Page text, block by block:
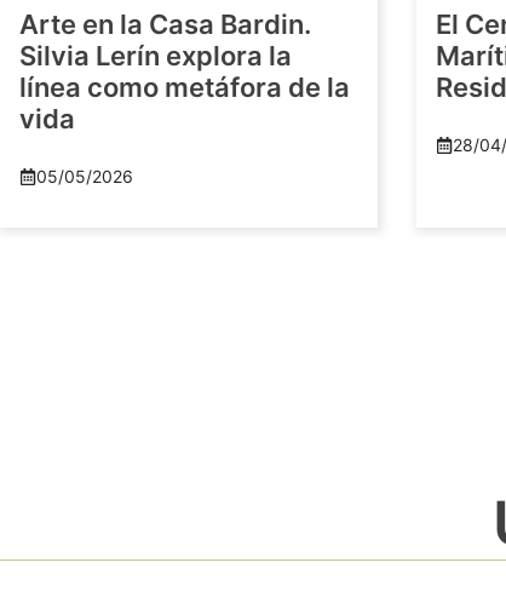
Arte en la Casa Bardin.
Silvia Lerín explora la
línea como metáfora de la
vida
05/05/2026
El
28/